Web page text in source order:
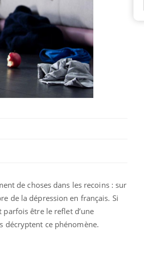
de choses dans les recoins : sur
de la dépression en français. Si
parfois être le reflet d’une
décryptent ce phénomène.
Comment oublier les
écrans en vacances ?